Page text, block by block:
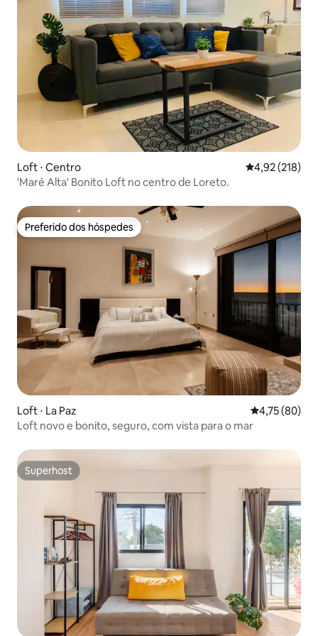
Loft ⋅ Centro 4,92 de uma
4,92 (218)
'Maré Alta' Bonito Loft no centro de Loreto.
Preferido dos hóspedes
Preferido dos hóspedes
Loft ⋅ La Paz 4,75 de uma
4,75 (80)
Loft novo e bonito, seguro, com vista para o mar
Superhost
Superhost